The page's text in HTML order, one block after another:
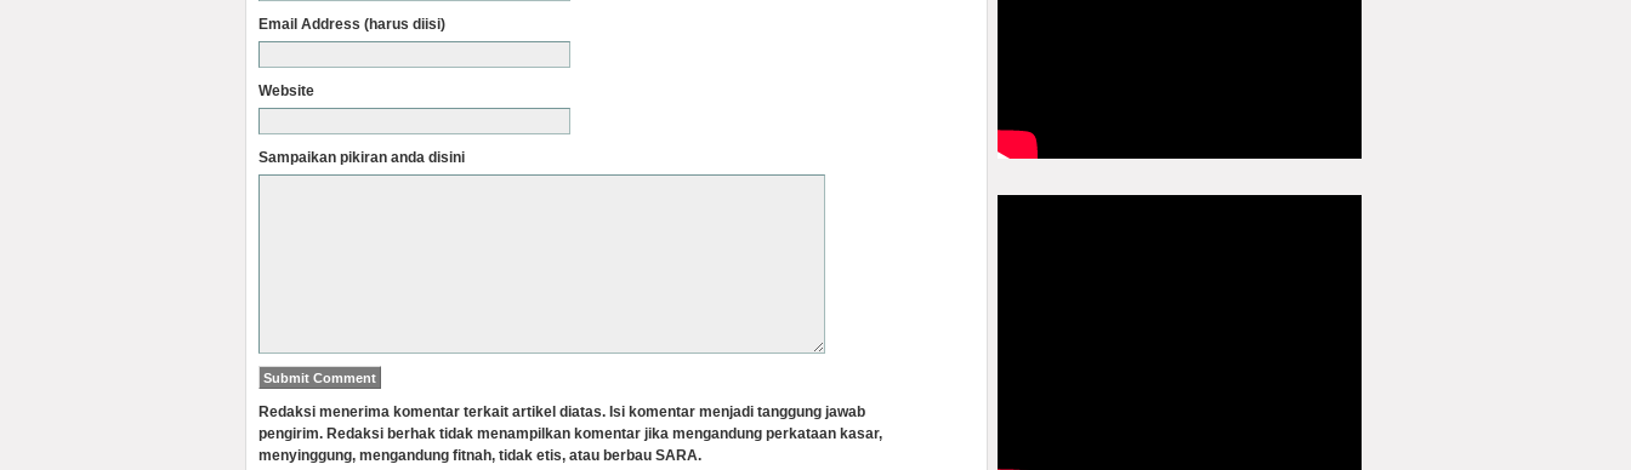
Email Address (harus diisi)
Website
Sampaikan pikiran anda disini
Redaksi menerima komentar terkait artikel diatas. Isi komentar menjadi tanggung jawab
pengirim. Redaksi berhak tidak menampilkan komentar jika mengandung perkataan kasar,
menyinggung, mengandung fitnah, tidak etis, atau berbau SARA.